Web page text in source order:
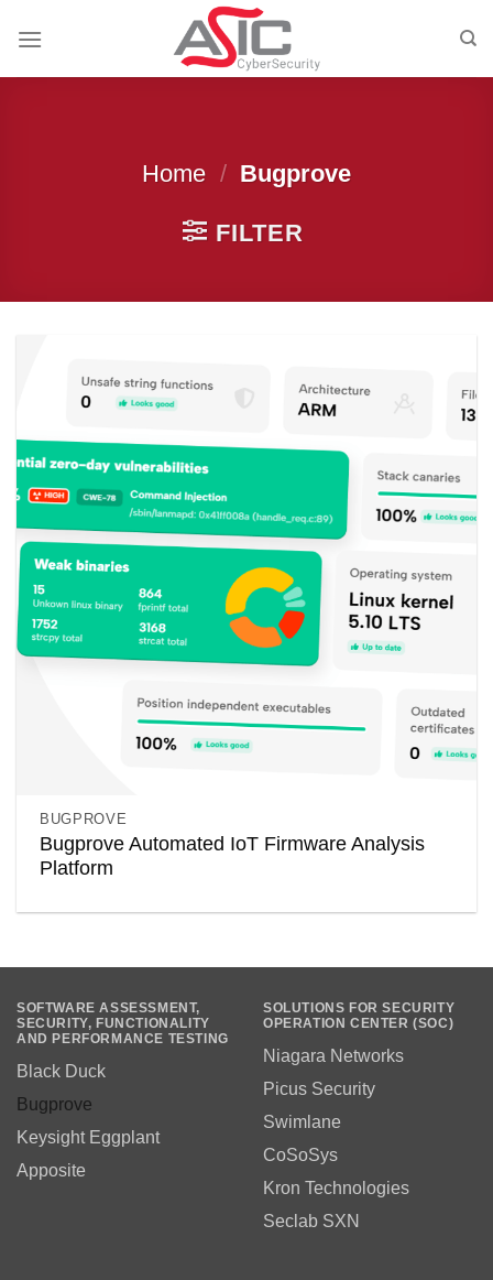
Home / Bugprove
FILTER
BUGPROVE
Bugprove Automated IoT Firmware Analysis
Platform
SOFTWARE ASSESSMENT,
SECURITY, FUNCTIONALITY
AND PERFORMANCE TESTING
Black Duck
Bugprove
Keysight Eggplant
Apposite
SOLUTIONS FOR SECURITY
OPERATION CENTER (SOC)
Niagara Networks
Picus Security
Swimlane
CoSoSys
Kron Technologies
Seclab SXN